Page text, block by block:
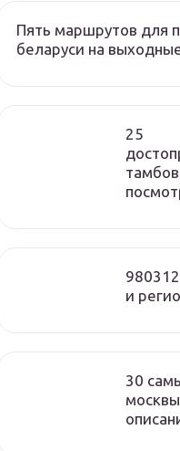
Пять маршрутов для
беларуси на
25
и
30